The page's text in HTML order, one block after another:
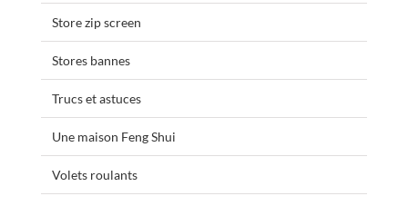
Store zip screen
Stores bannes
Trucs et astuces
Une maison Feng Shui
Volets roulants